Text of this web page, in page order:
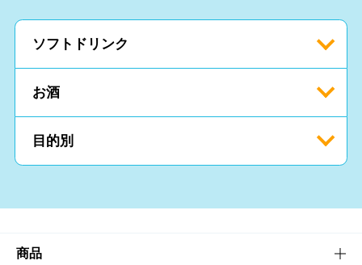
ソフトドリンク
お酒
目的別
商品